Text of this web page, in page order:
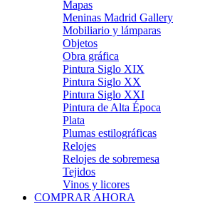
Mapas
Meninas Madrid Gallery
Mobiliario y lámparas
Objetos
Obra gráfica
Pintura Siglo XIX
Pintura Siglo XX
Pintura Siglo XXI
Pintura de Alta Época
Plata
Plumas estilográficas
Relojes
Relojes de sobremesa
Tejidos
Vinos y licores
COMPRAR AHORA